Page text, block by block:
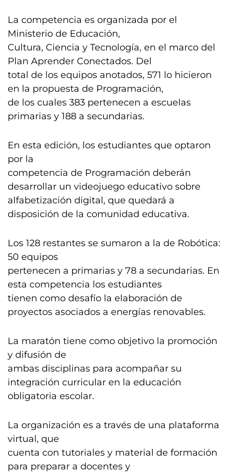
La competencia es organizada por el
Ministerio de Educación,
Cultura, Ciencia y Tecnología, en el marco del
Plan Aprender Conectados. Del
total de los equipos anotados, 571 lo hicieron
en la propuesta de Programación,
de los cuales 383 pertenecen a escuelas
primarias y 188 a secundarias.
En esta edición, los estudiantes que optaron
por la
competencia de Programación deberán
desarrollar un videojuego educativo sobre
alfabetización digital, que quedará a
disposición de la comunidad educativa.
Los 128 restantes se sumaron a la de Robótica:
50 equipos
pertenecen a primarias y 78 a secundarias. En
esta competencia los estudiantes
tienen como desafío la elaboración de
proyectos asociados a energías renovables.
La maratón tiene como objetivo la promoción
y difusión de
ambas disciplinas para acompañar su
integración curricular en la educación
obligatoria escolar.
La organización es a través de una plataforma
virtual, que
cuenta con tutoriales y material de formación
para preparar a docentes y